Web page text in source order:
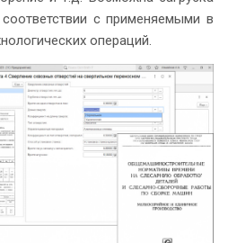
с применяемыми в
операций.